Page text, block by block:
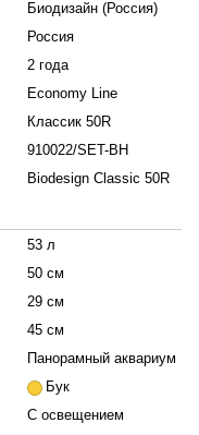
Биодизайн (Россия)
Россия
2 года
Economy Line
Классик 50R
910022/SET-BH
Biodesign Classic 50R
53 л
50 см
29 см
45 см
Панорамный аквариум
Бук
С освещением